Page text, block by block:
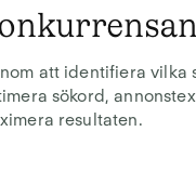
att identifiera vilka
sökord,
resultaten.